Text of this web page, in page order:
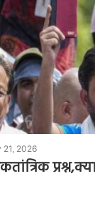
21, 2026